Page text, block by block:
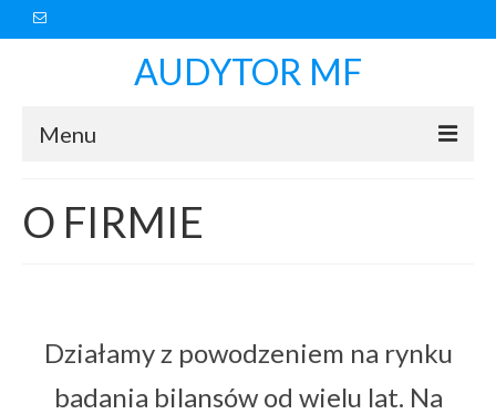
AUDYTOR MF
Menu
OFERTA
O FIRMIE
Działamy z powodzeniem na rynku
badania bilansów od wielu lat. Na